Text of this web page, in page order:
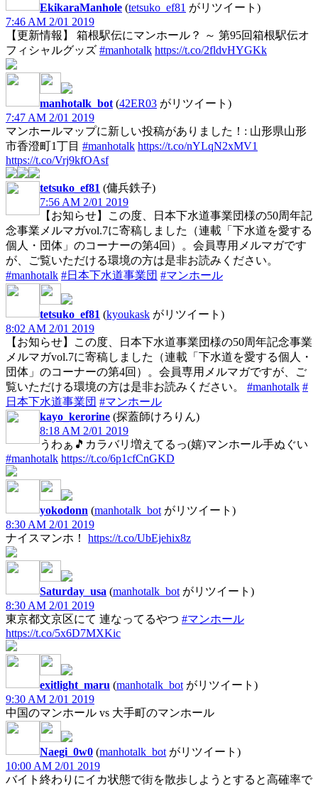
EkikaraManhole (tetsuko_ef81 がリツイート)
7:46 AM 2/01 2019
【更新情報】 箱根駅伝にマンホール？ ～ 第95回箱根駅伝オ
フィシャルグッズ #manhotalk https://t.co/2fldvHYGKk
manhotalk_bot (42ER03 がリツイート)
7:47 AM 2/01 2019
マンホールマップに新しい投稿がありました！: 山形県山形
市香澄町1丁目 #manhotalk https://t.co/nYLqN2xMV1
https://t.co/Vrj9kfOAsf
tetsuko_ef81 (傭兵鉄子)
7:56 AM 2/01 2019
【お知らせ】この度、日本下水道事業団様の50周年記
念事業メルマガvol.7に寄稿しました（連載「下水道を愛する
個人・団体」のコーナーの第4回）。会員専用メルマガです
が、ご覧いただける環境の方は是非お読みください。
#manhotalk #日本下水道事業団 #マンホール
tetsuko_ef81 (kyoukask がリツイート)
8:02 AM 2/01 2019
【お知らせ】この度、日本下水道事業団様の50周年記念事業
メルマガvol.7に寄稿しました（連載「下水道を愛する個人・
団体」のコーナーの第4回）。会員専用メルマガですが、ご
覧いただける環境の方は是非お読みください。 #manhotalk #
日本下水道事業団 #マンホール
kayo_kerorine (探蓋師けろりん)
8:18 AM 2/01 2019
うわぁ🎵カラバリ増えてるっ(嬉)マンホール手ぬぐい
#manhotalk https://t.co/6p1cfCnGKD
yokodonn (manhotalk_bot がリツイート)
8:30 AM 2/01 2019
ナイスマンホ！ https://t.co/UbEjehix8z
Saturday_usa (manhotalk_bot がリツイート)
8:30 AM 2/01 2019
東京都文京区にて 連なってるやつ #マンホール
https://t.co/5x6D7MXKic
exitlight_maru (manhotalk_bot がリツイート)
9:30 AM 2/01 2019
中国のマンホール vs 大手町のマンホール
Naegi_0w0 (manhotalk_bot がリツイート)
10:00 AM 2/01 2019
バイト終わりにイカ状態で街を散歩しようとすると高確率で